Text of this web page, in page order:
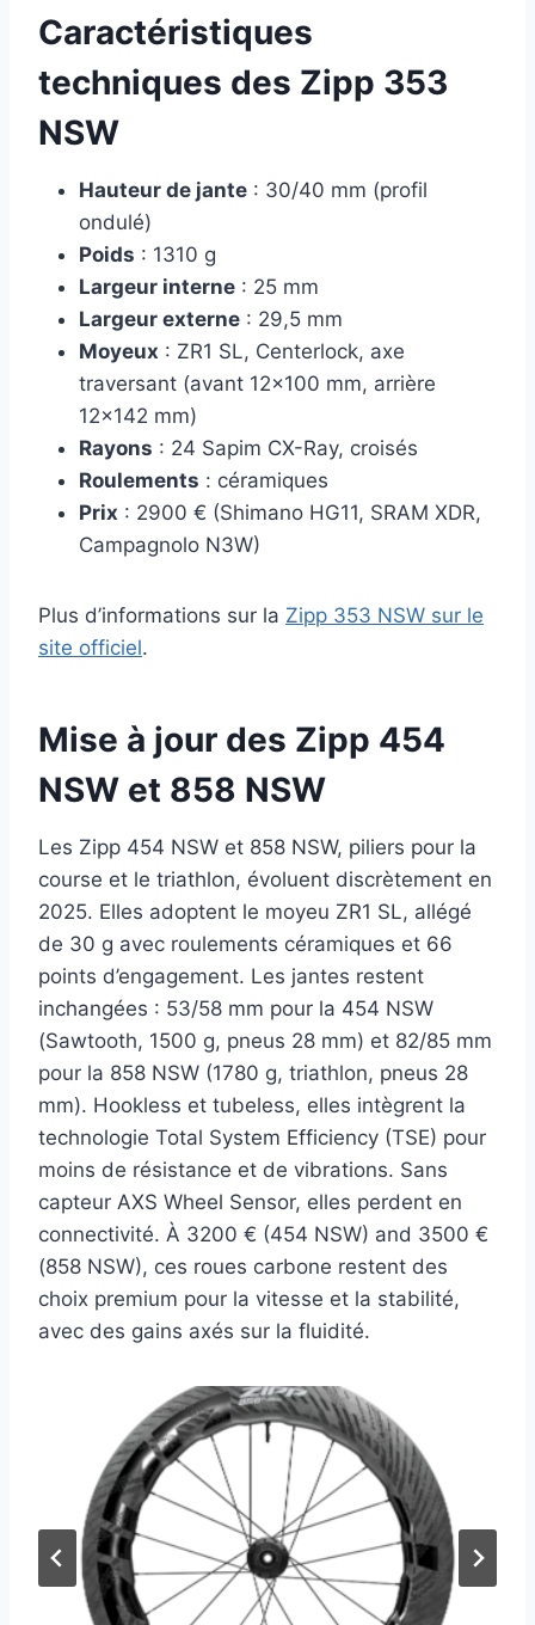
Caractéristiques
techniques des Zipp 353
NSW
Hauteur de jante : 30/40 mm (profil
ondulé)
Poids : 1310 g
Largeur interne : 25 mm
Largeur externe : 29,5 mm
Moyeux : ZR1 SL, Centerlock, axe
traversant (avant 12×100 mm, arrière
12×142 mm)
Rayons : 24 Sapim CX-Ray, croisés
Roulements : céramiques
Prix : 2900 € (Shimano HG11, SRAM XDR,
Campagnolo N3W)
Plus d’informations sur la Zipp 353 NSW sur le
site officiel.
Mise à jour des Zipp 454
NSW et 858 NSW
Les Zipp 454 NSW et 858 NSW, piliers pour la
course et le triathlon, évoluent discrètement en
2025. Elles adoptent le moyeu ZR1 SL, allégé
de 30 g avec roulements céramiques et 66
points d’engagement. Les jantes restent
inchangées : 53/58 mm pour la 454 NSW
(Sawtooth, 1500 g, pneus 28 mm) et 82/85 mm
pour la 858 NSW (1780 g, triathlon, pneus 28
mm). Hookless et tubeless, elles intègrent la
technologie Total System Efficiency (TSE) pour
moins de résistance et de vibrations. Sans
capteur AXS Wheel Sensor, elles perdent en
connectivité. À 3200 € (454 NSW) and 3500 €
(858 NSW), ces roues carbone restent des
choix premium pour la vitesse et la stabilité,
avec des gains axés sur la fluidité.